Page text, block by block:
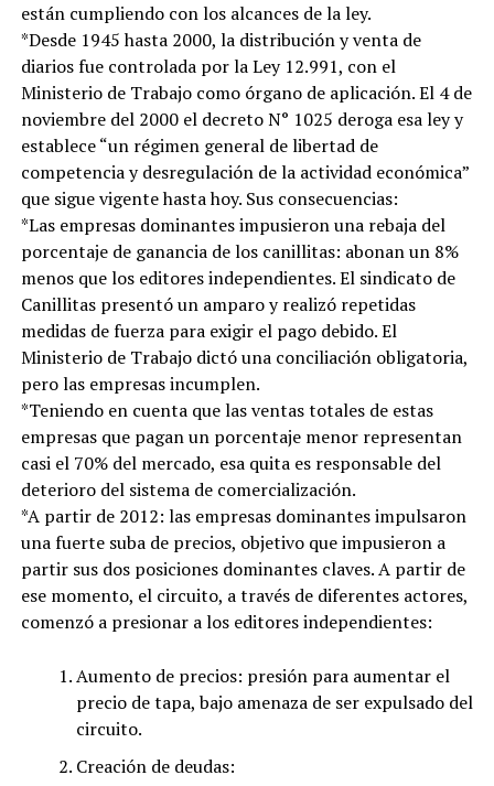
están cumpliendo con los alcances de la ley.
*Desde 1945 hasta 2000, la distribución y venta de
diarios fue controlada por la Ley 12.991, con el
Ministerio de Trabajo como órgano de aplicación. El 4 de
noviembre del 2000 el decreto N° 1025 deroga esa ley y
establece “un régimen general de libertad de
competencia y desregulación de la actividad económica”
que sigue vigente hasta hoy. Sus consecuencias:
*Las empresas dominantes impusieron una rebaja del
porcentaje de ganancia de los canillitas: abonan un 8%
menos que los editores independientes. El sindicato de
Canillitas presentó un amparo y realizó repetidas
medidas de fuerza para exigir el pago debido. El
Ministerio de Trabajo dictó una conciliación obligatoria,
pero las empresas incumplen.
*Teniendo en cuenta que las ventas totales de estas
empresas que pagan un porcentaje menor representan
casi el 70% del mercado, esa quita es responsable del
deterioro del sistema de comercialización.
*A partir de 2012: las empresas dominantes impulsaron
una fuerte suba de precios, objetivo que impusieron a
partir sus dos posiciones dominantes claves. A partir de
ese momento, el circuito, a través de diferentes actores,
comenzó a presionar a los editores independientes:
Aumento de precios: presión para aumentar el
precio de tapa, bajo amenaza de ser expulsado del
circuito.
Creación de deudas: